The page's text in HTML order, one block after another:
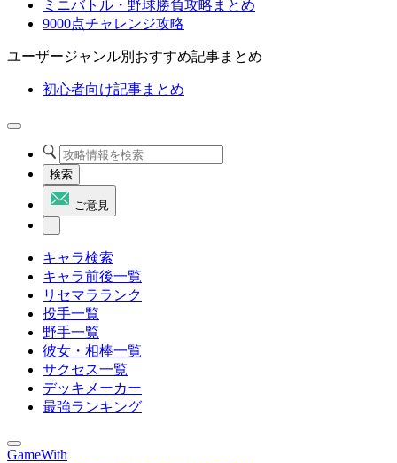
ミニバトル・野球勝負攻略まとめ
9000点チャレンジ攻略
ユーザージャンル別おすすめ記事まとめ
初心者向け記事まとめ
検索
ご意見
キャラ検索
キャラ前後一覧
リセマラランク
投手一覧
野手一覧
彼女・相棒一覧
サクセス一覧
デッキメーカー
最強ランキング
GameWith